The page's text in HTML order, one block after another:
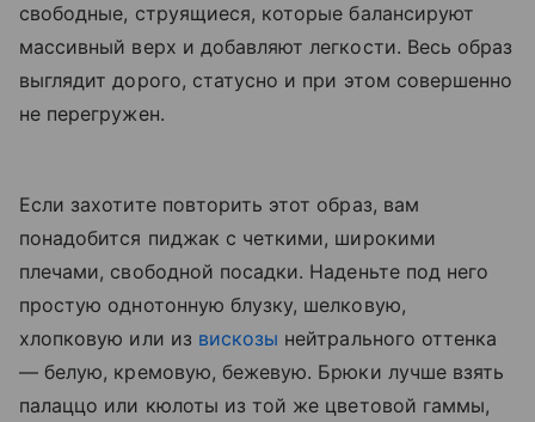
свободные, струящиеся, которые балансируют
массивный верх и добавляют легкости. Весь образ
выглядит дорого, статусно и при этом совершенно
не перегружен.
Если захотите повторить этот образ, вам
понадобится пиджак с четкими, широкими
плечами, свободной посадки. Наденьте под него
простую однотонную блузку, шелковую,
хлопковую или из вискозы нейтрального оттенка
— белую, кремовую, бежевую. Брюки лучше взять
палаццо или кюлоты из той же цветовой гаммы,